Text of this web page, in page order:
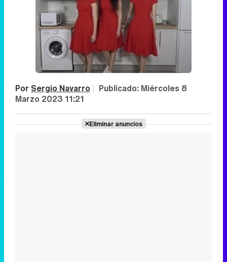
Por Sergio Navarro | Publicado: Miércoles 8
Marzo 2023 11:21
Eliminar anuncios